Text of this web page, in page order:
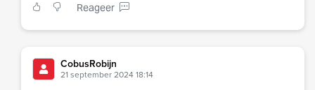
Reageer
CobusRobijn
21 september 2024 18:14